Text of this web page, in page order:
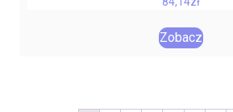
Zobacz